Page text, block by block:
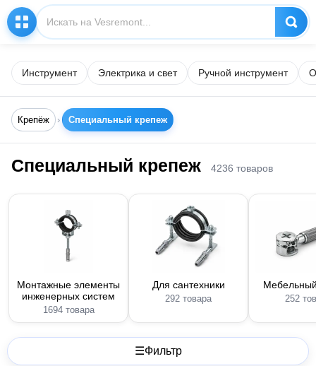
Инструмент Электрика и свет Ручной инструмент
Крепёж Специальный крепеж
Специальный крепеж 4236 товаров
Монтажные элементы
инженерных систем
1694 товара
Для сантехники
292 товара 252
☰Фильтр